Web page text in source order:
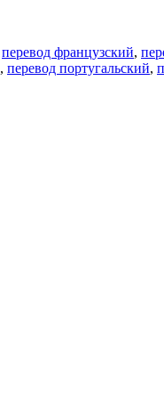
перевод французский,
, перевод португальский,